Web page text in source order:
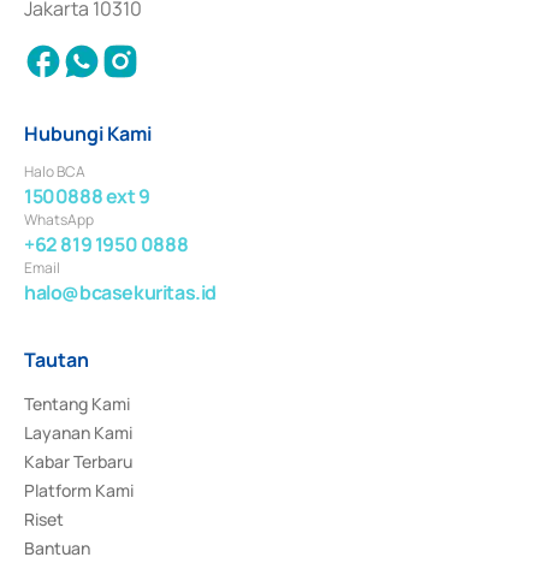
Jakarta 10310
Hubungi Kami
Halo BCA
1500888 ext 9
WhatsApp
+62 819 1950 0888
Email
halo@bcasekuritas.id
Tautan
Tentang Kami
Layanan Kami
Kabar Terbaru
Platform Kami
Riset
Bantuan